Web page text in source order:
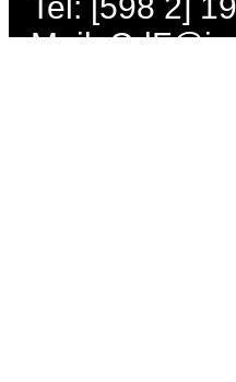
Mail: